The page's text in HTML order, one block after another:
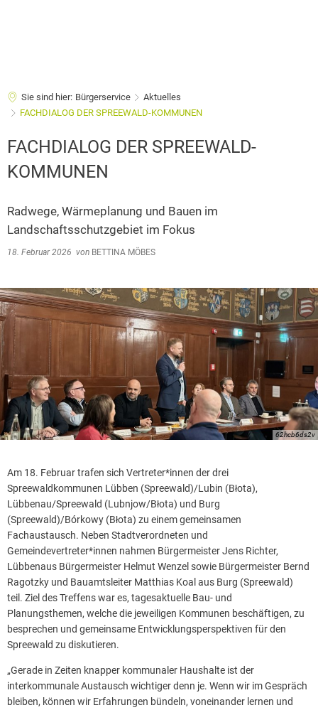
Sie sind hier: Bürgerservice
Aktuelles
FACHDIALOG DER SPREEWALD-KOMMUNEN
FACHDIALOG DER SPREEWALD-
KOMMUNEN
Radwege, Wärmeplanung und Bauen im
Landschaftsschutzgebiet im Fokus
18. Februar 2026 von BETTINA MÖBES
62hcb6ds2v
Am 18. Februar trafen sich Vertreter*innen der drei
Spreewaldkommunen Lübben (Spreewald)/Lubin (Błota),
Lübbenau/Spreewald (Lubnjow/Błota) und Burg
(Spreewald)/Bórkowy (Błota) zu einem gemeinsamen
Fachaustausch. Neben Stadtverordneten und
Gemeindevertreter*innen nahmen Bürgermeister Jens Richter,
Lübbenaus Bürgermeister Helmut Wenzel sowie Bürgermeister Bernd
Ragotzky und Bauamtsleiter Matthias Koal aus Burg (Spreewald)
teil. Ziel des Treffens war es, tagesaktuelle Bau- und
Planungsthemen, welche die jeweiligen Kommunen beschäftigen, zu
besprechen und gemeinsame Entwicklungsperspektiven für den
Spreewald zu diskutieren.
„Gerade in Zeiten knapper kommunaler Haushalte ist der
interkommunale Austausch wichtiger denn je. Wenn wir im Gespräch
bleiben, können wir Erfahrungen bündeln, voneinander lernen und